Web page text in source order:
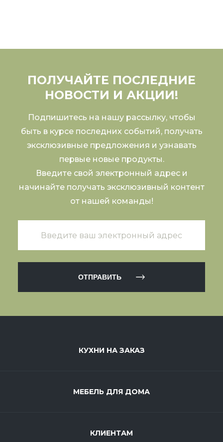
ПОЛУЧАЙТЕ ПОСЛЕДНИЕ
НОВОСТИ И АКЦИИ!
Подпишитесь на нашу рассылку, чтобы
быть в курсе последних событий, получать
эксклюзивные предложения и узнавать
первые новые продукты.
Введите свой электронный адрес и
начинайте получать эксклюзивный контент
от нашей команды!
ОТПРАВИТЬ
КУХНИ НА ЗАКАЗ
МЕБЕЛЬ ДЛЯ ДОМА
КЛИЕНТАМ